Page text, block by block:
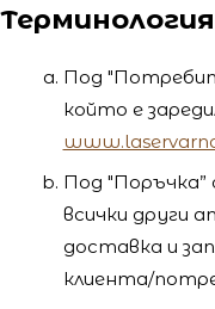
Терминология
Под
който е
Под "Поръчка”
всички други
доставка и
клиента/